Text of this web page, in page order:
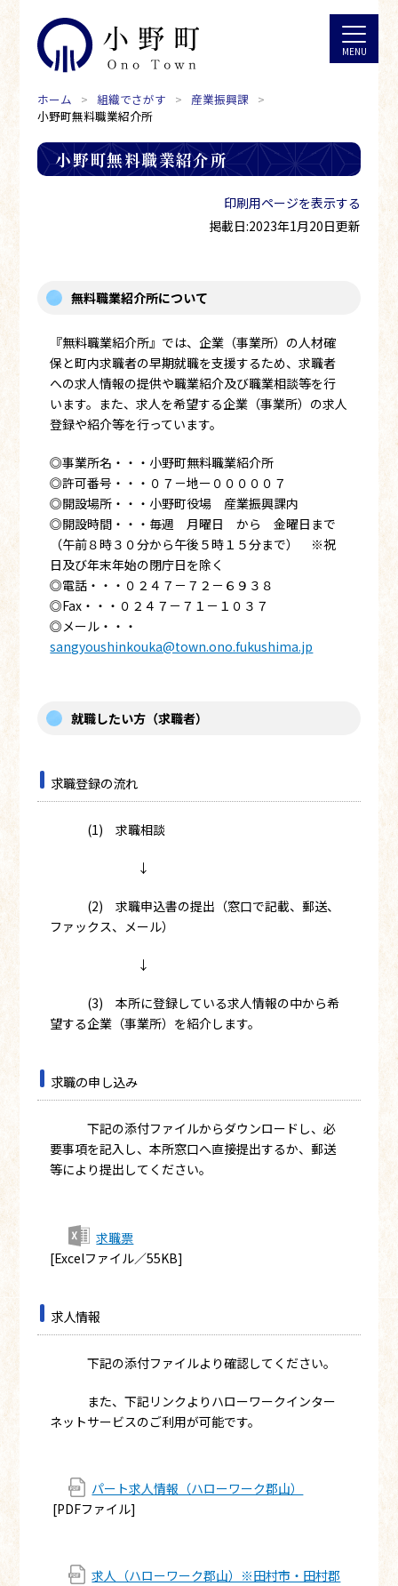
ホーム 組織でさがす
産業振興課
小野町無料職業紹介所
小野町無料職業紹介所
印刷用ページを表示する
掲載日:2023年1月20日更新
無料職業紹介所について
『無料職業紹介所』では、企業（事業所）の人材確
保と町内求職者の早期就職を支援するため、求職者
への求人情報の提供や職業紹介及び職業相談等を行
います。また、求人を希望する企業（事業所）の求人
登録や紹介等を行っています。
◎事業所名・・・小野町無料職業紹介所
◎許可番号・・・０７－地ー０００００７
◎開設場所・・・小野町役場 産業振興課内
◎開設時間・・・毎週 月曜日 から 金曜日まで
（午前８時３０分から午後５時１５分まで） ※祝
日及び年末年始の閉庁日を除く
◎電話・・・０２４７－７２－６９３８
◎Fax・・・０２４７－７１－１０３７
◎メール・・・
sangyoushinkouka@town.ono.fukushima.jp
就職したい方（求職者）
求職登録の流れ
(1) 求職相談
↓
(2) 求職申込書の提出（窓口で記載、郵送、
ファックス、メール）
↓
(3) 本所に登録している求人情報の中から希
望する企業（事業所）を紹介します。
求職の申し込み
下記の添付ファイルからダウンロードし、必
要事項を記入し、本所窓口へ直接提出するか、郵送
等により提出してください。
求職票
[Excelファイル／55KB]
求人情報
下記の添付ファイルより確認してください。
また、下記リンクよりハローワークインター
ネットサービスのご利用が可能です。
パート求人情報（ハローワーク郡山）
[PDFファイル]
求人（ハローワーク郡山）※田村市・田村郡